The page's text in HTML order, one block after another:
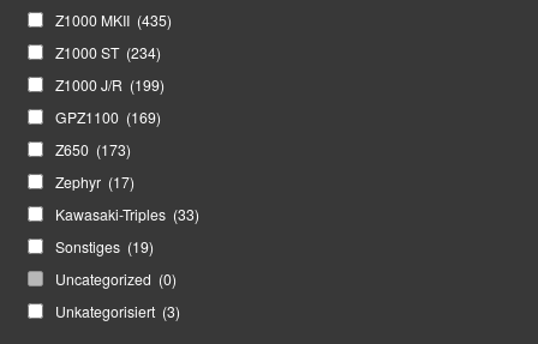
Z1000 MKII (435)
Z1000 ST (234)
Z1000 J/R (199)
GPZ1100 (169)
Z650 (173)
Zephyr (17)
Kawasaki-Triples (33)
Sonstiges (19)
Uncategorized (0)
Unkategorisiert (3)